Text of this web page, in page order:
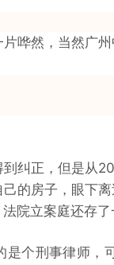
哗然，当然广
纠正，但是从
的房子，眼下
院立案庭还存
是个刑事律师，